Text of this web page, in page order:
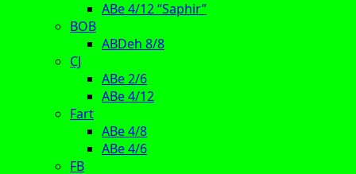
ABe 4/12 “Saphir”
BOB
ABDeh 8/8
CJ
ABe 2/6
ABe 4/12
Fart
ABe 4/8
ABe 4/6
FB